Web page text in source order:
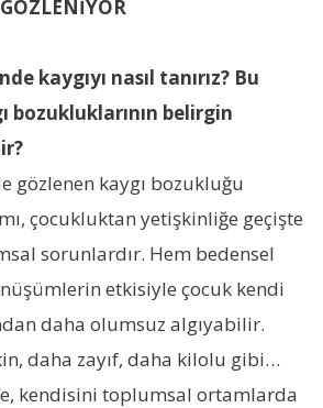
kaygıyı nasıl tanırız? Bu
bozukluklarının belirgin
gözlenen kaygı bozukluğu
çocukluktan yetişkinliğe geçişte
sorunlardır. Hem bedensel
etkisiyle çocuk kendi
daha olumsuz algıyabilir.
daha zayıf, daha kilolu gibi…
kendisini toplumsal ortamlarda